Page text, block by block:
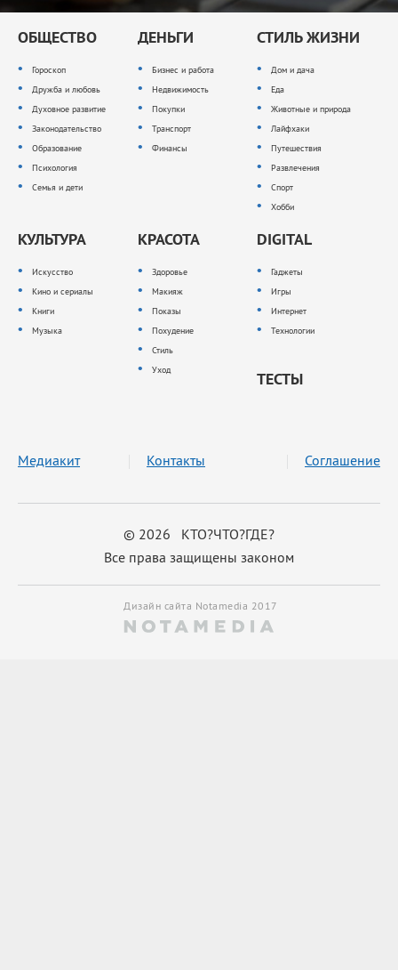
ОБЩЕСТВО
Гороскоп
Дружба и любовь
Духовное развитие
Законодательство
Образование
Психология
Семья и дети
ДЕНЬГИ
Бизнес и работа
Недвижимость
Покупки
Транспорт
Финансы
СТИЛЬ ЖИЗНИ
Дом и дача
Еда
Животные и природа
Лайфхаки
Путешествия
Развлечения
Спорт
Хобби
КУЛЬТУРА
Искусство
Кино и сериалы
Книги
Музыка
КРАСОТА
Здоровье
Макияж
Показы
Похудение
Стиль
Уход
DIGITAL
Гаджеты
Игры
Интернет
Технологии
ТЕСТЫ
© 2026 КТО?ЧТО?ГДЕ?
Все права защищены законом
Медиакит Контакты Соглашение
Дизайн сайта Notamedia 2017